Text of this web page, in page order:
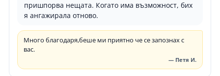
пришпорва нещата. Когато има възможност, бих
я ангажирала отново.
Много благодаря,беше ми приятно че се запознах с
вас.
— Петя И.